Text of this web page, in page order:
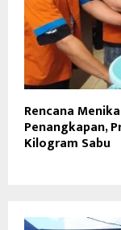
Rencana
Penangkapan,
Kilogram Sabu